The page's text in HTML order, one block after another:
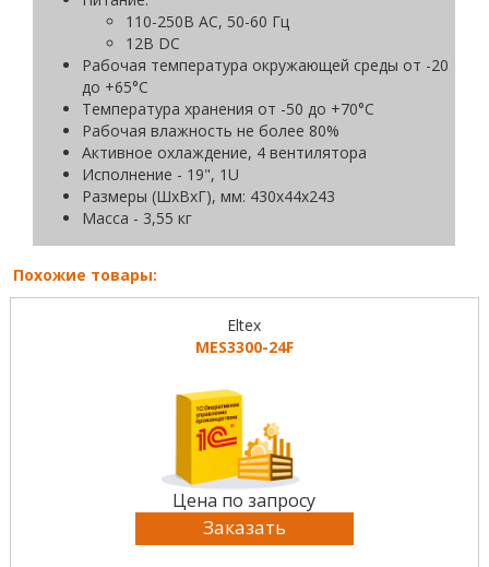
110-250В АС, 50-60 Гц
12В DC
Рабочая температура окружающей среды от -20
до +65°С
Температура хранения от -50 до +70°С
Рабочая влажность не более 80%
Активное охлаждение, 4 вентилятора
Исполнение - 19", 1U
Размеры (ШхВхГ), мм: 430x44x243
Масса - 3,55 кг
Похожие товары:
Eltex
MES3300-24F
Цена по запросу
Заказать